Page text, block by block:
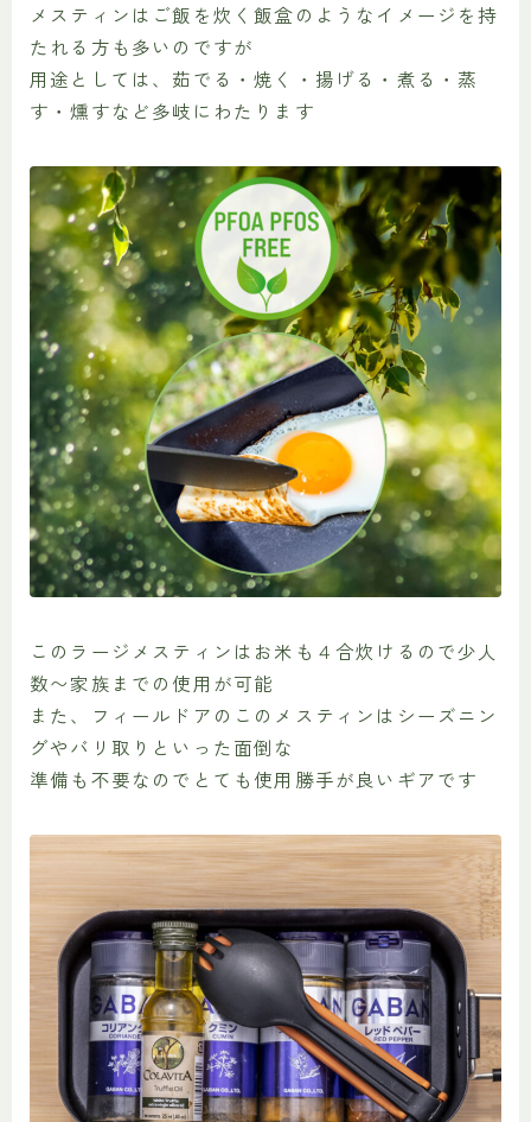
メスティンはご飯を炊く飯盒のようなイメージを持
たれる方も多いのですが
用途としては、茹でる・焼く・揚げる・煮る・蒸
す・燻すなど多岐にわたります
このラージメスティンはお米も４合炊けるので少人
数〜家族までの使用が可能
また、フィールドアのこのメスティンはシーズニン
グやバリ取りといった面倒な
準備も不要なのでとても使用勝手が良いギアです